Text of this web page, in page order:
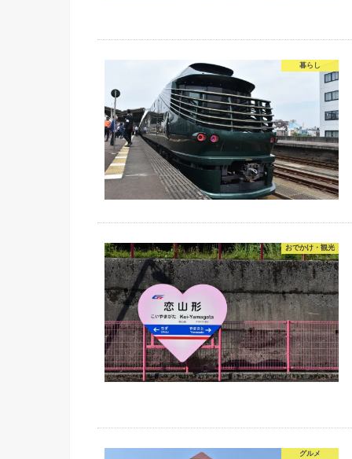
暮らし
おでかけ・観光
グルメ